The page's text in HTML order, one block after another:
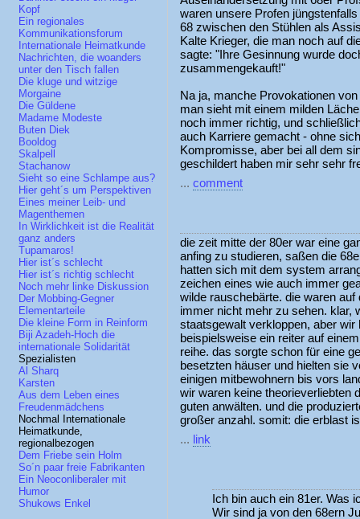
Kopf
Ein regionales
Kommunikationsforum
Internationale Heimatkunde
Nachrichten, die woanders
unter den Tisch fallen
Die kluge und witzige
Morgaine
Die Güldene
Madame Modeste
Buten Diek
Booldog
Skalpell
Stachanow
Sieht so eine Schlampe aus?
Hier geht´s um Perspektiven
Eines meiner Leib- und
Magenthemen
In Wirklichkeit ist die Realität
ganz anders
Tupamaros!
Hier ist´s schlecht
Hier ist´s richtig schlecht
Noch mehr linke Diskussion
Der Mobbing-Gegner
Elementarteile
Die kleine Form in Reinform
Biji Azadeh-Hoch die
internationale Solidarität
Spezialisten
Al Sharq
Karsten
Aus dem Leben eines
Freudenmädchens
Nochmal Internationale
Heimatkunde,
regionalbezogen
Dem Friebe sein Holm
So´n paar freie Fabrikanten
Ein Neoconliberaler mit
Humor
Shukows Enkel
waren unsere Profen
68 zwischen den Stühlen als
Kalte Krieger, die man noch auf
sagte: "Ihre Gesinnung wurde
zusammengekauft!"
Na ja, manche Provokationen
man sieht mit einem milden
noch immer richtig, und
auch Karriere gemacht - ohne
Kompromisse, aber bei all dem
geschildert haben mir sehr sehr
... comment
die zeit mitte der 80er war eine
anfing zu studieren, saßen die
hatten sich mit dem system
zeichen eines wie auch immer
wilde rauschebärte. die waren
immer nicht mehr zu sehen. klar,
staatsgewalt verkloppen, aber
beispielsweise ein reiter auf
reihe. das sorgte schon für eine
besetzten häuser und hielten sie
einigen mitbewohnern bis vors
wir waren keine theorieverliebten
guten anwälten. und die
großer anzahl. somit: die erblast
... link
Ich bin auch ein 81er. Was
Wir sind ja von den 68ern